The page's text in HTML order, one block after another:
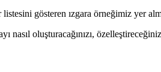
gösteren ızgara örneğimiz yer
nasıl oluşturacağınızı,